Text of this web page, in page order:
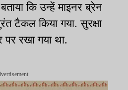
कि उन्हें माइनर ब्रेन
टैकल किया गया. सुरक्षा
रखा गया था.